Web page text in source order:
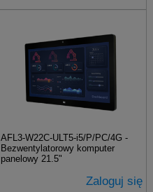
AFL3-W22C-ULT5-i5/P/PC/4G -
Bezwentylatorowy komputer
panelowy 21.5"
Zaloguj się